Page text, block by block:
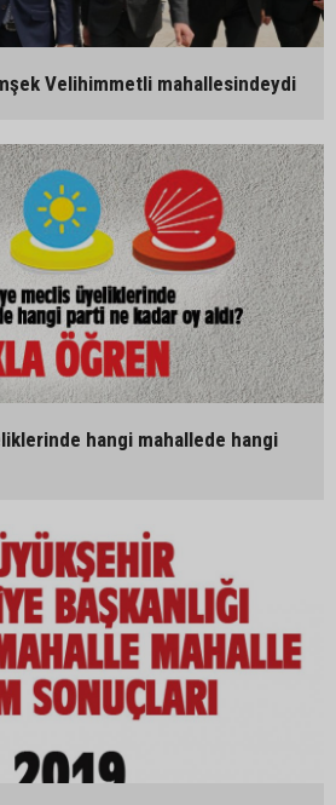
Velihimmetli mahallesindeydi
hangi mahallede hangi